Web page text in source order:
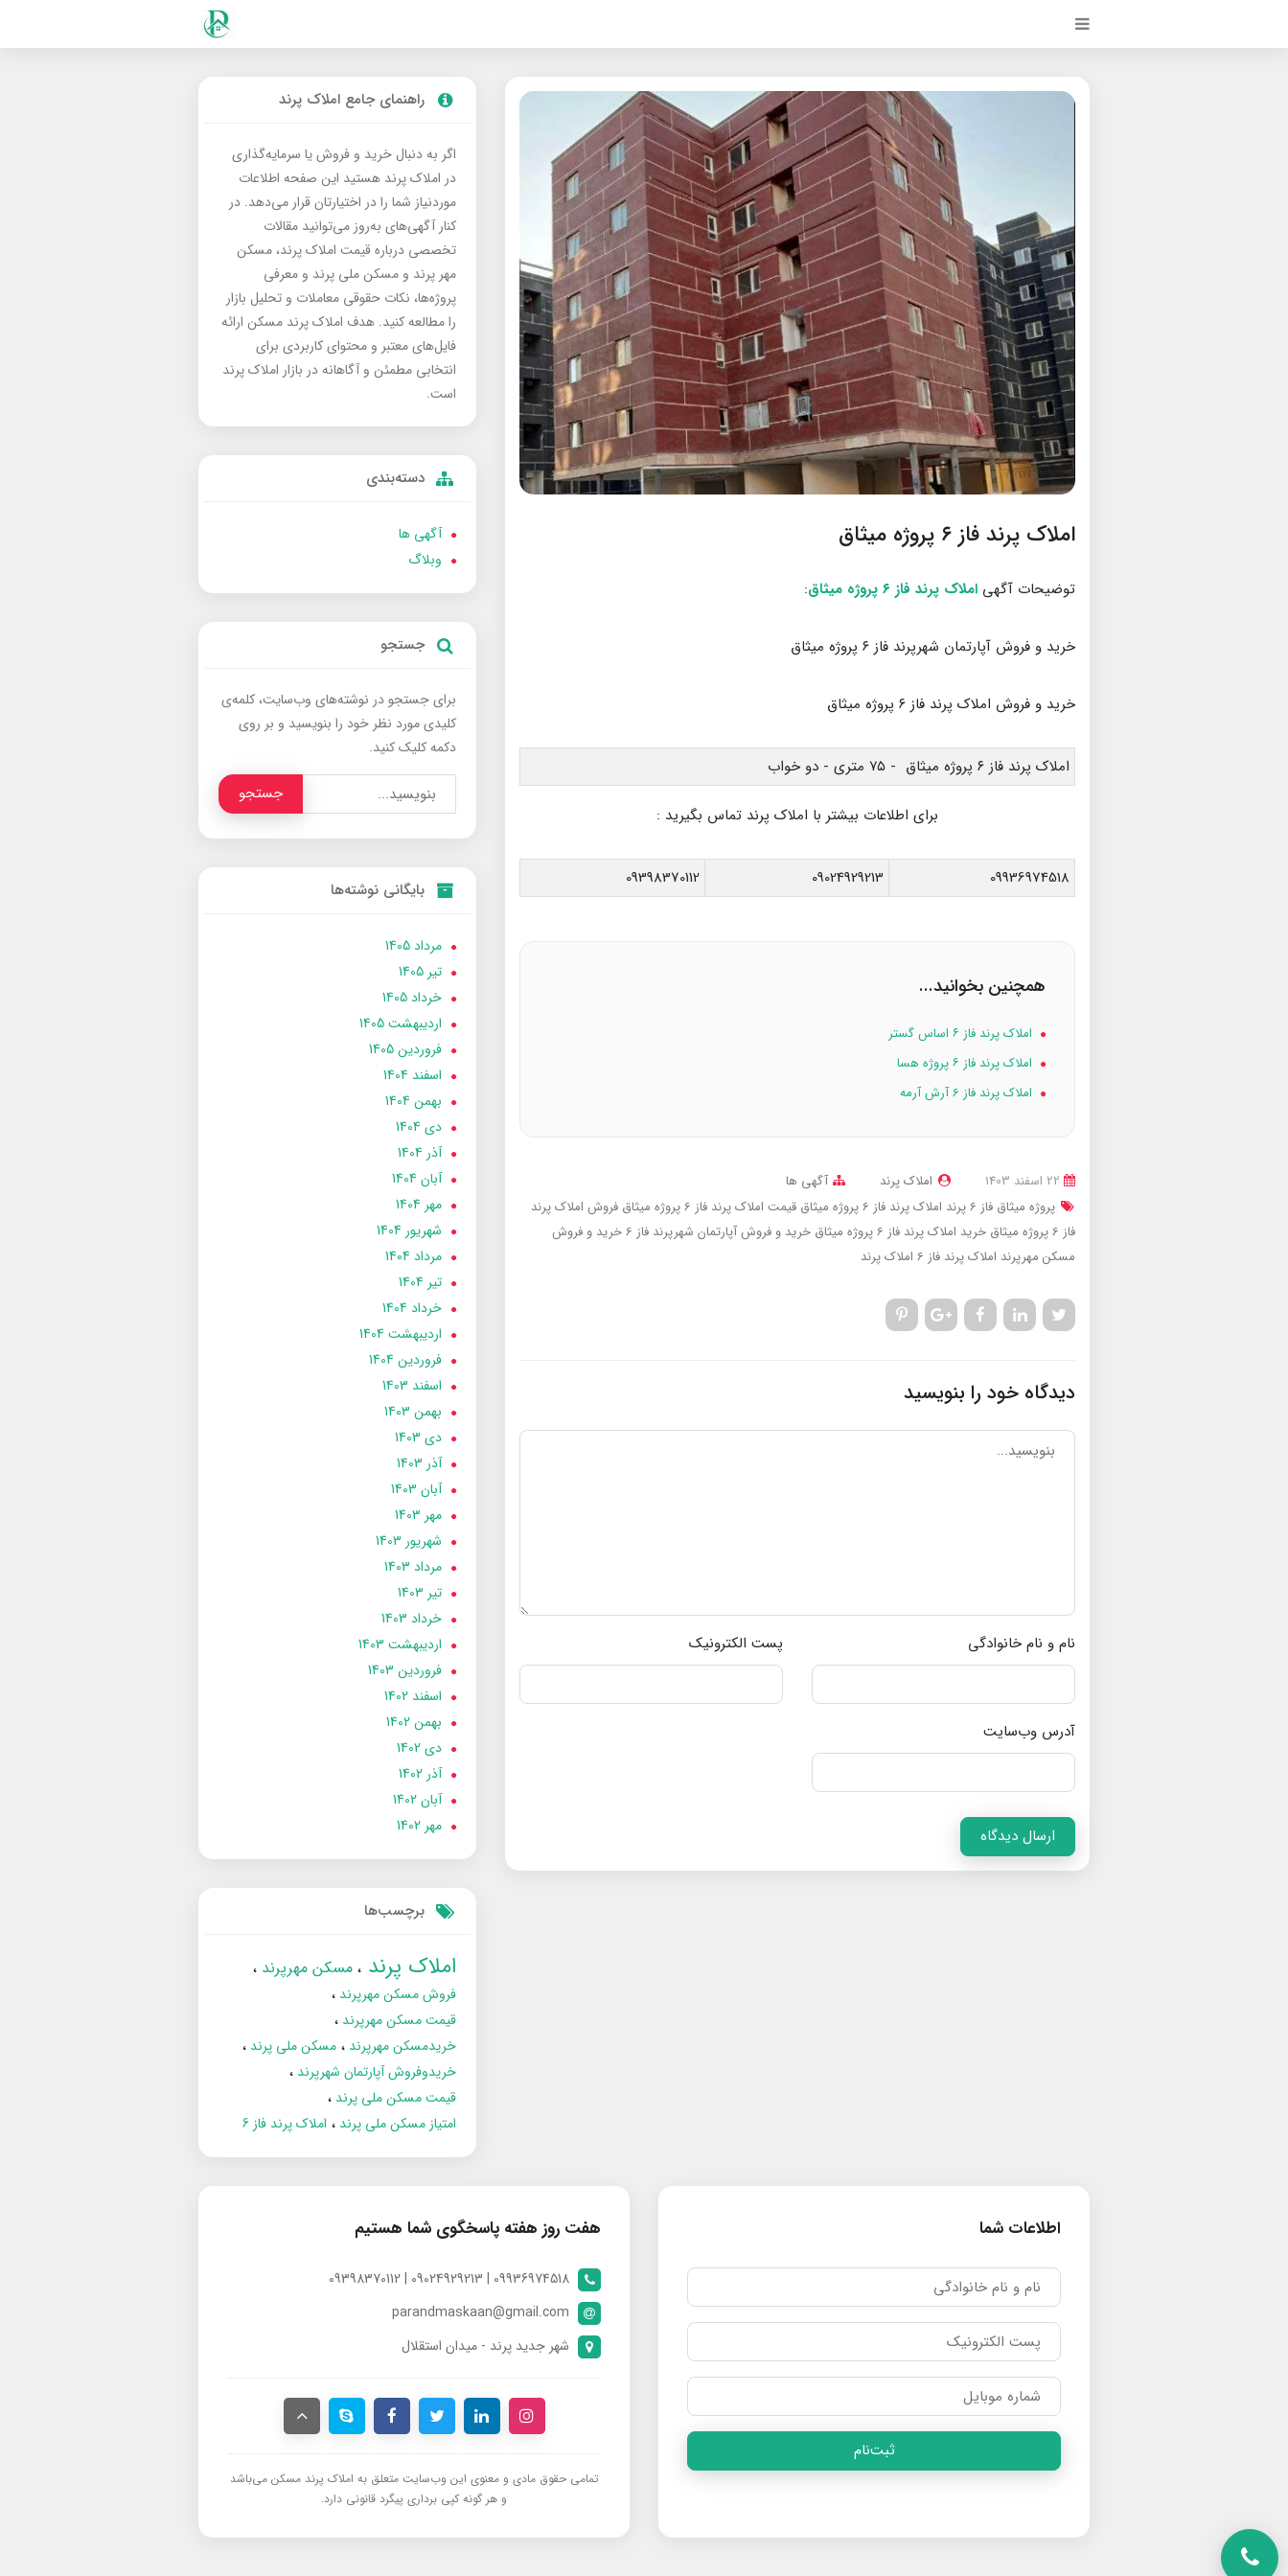
املاک پرند فاز ۶ پروژه میثاق
توضیحات آگهی املاک پرند فاز ۶ پروژه میثاق :
خرید و فروش آپارتمان شهرپرند فاز ۶ پروژه میثاق
خرید و فروش املاک پرند فاز ۶ پروژه میثاق
املاک پرند فاز ۶ پروژه میثاق - ۷۵ متری - دو خواب
برای اطلاعات بیشتر با املاک پرند تماس بگیرید :
09936974518
09024929213
09398370112
همچنین بخوانید...
املاک پرند فاز ۶ اساس گستر
املاک پرند فاز ۶ پروژه هسا
املاک پرند فاز 6 آرش آرمه
املاک پرند
آگهی ها
پروژه میثاق فاز 6 پرند
املاک پرند فاز 6 پروژه میثاق قیمت املاک پرند فاز 6 پروژه میثاق
فروش املاک پرند
فاز 6 پروژه میثاق
خرید املاک پرند فاز 6 پروژه میثاق خرید و فروش آپارتمان شهرپرند فاز 6
خرید و فروش
مسکن مهرپرند املاک پرند فاز 6 املاک پرند
دیدگاه خود را بنویسید
نام و نام خانوادگی پست الکترونیک
آدرس وب‌سایت
ارسال دیدگاه
راهنمای جامع املاک پرند
اگر به دنبال خرید و فروش یا سرمایه‌گذاری
در املاک پرند هستید این صفحه اطلاعات
موردنیاز شما را در اختیارتان قرار می‌دهد. در
کنار آگهی‌های به‌روز می‌توانید مقالات
تخصصی درباره قیمت املاک پرند، مسکن
مهر پرند و مسکن ملی پرند و معرفی
پروژه‌ها، نکات حقوقی معاملات و تحلیل بازار
را مطالعه کنید. هدف املاک پرند مسکن ارائه
فایل‌های معتبر و محتوای کاربردی برای
انتخابی مطمئن و آگاهانه در بازار املاک پرند
است.
دسته‌بندی
آگهی ها
وبلاگ
جستجو
برای جستجو در نوشته‌های وب‌سایت، کلمه‌ی
کلیدی مورد نظر خود را بنویسید و بر روی
دکمه کلیک کنید.
جستجو
بایگانی نوشته‌ها
مرداد 1405
تير 1405
خرداد 1405
ارديبهشت 1405
فروردین 1405
اسفند 1404
بهمن 1404
دی 1404
آذر 1404
آبان 1404
مهر 1404
شهریور 1404
مرداد 1404
تير 1404
خرداد 1404
ارديبهشت 1404
فروردین 1404
اسفند 1403
بهمن 1403
دی 1403
آذر 1403
آبان 1403
مهر 1403
شهریور 1403
مرداد 1403
تير 1403
خرداد 1403
ارديبهشت 1403
فروردین 1403
اسفند 1402
بهمن 1402
دی 1402
آذر 1402
آبان 1402
مهر 1402
برچسب‌ها
املاک پرند مسکن مهرپرند
فروش مسکن مهرپرند
قیمت مسکن مهرپرند
خریدمسکن مهرپرند
مسکن ملی پرند
خریدوفروش آپارتمان شهرپرند
قیمت مسکن ملی پرند
امتیاز مسکن ملی پرند
املاک پرند فاز 6
اطلاعات شما
ثبت‌نام
هفت روز هفته پاسخگوی شما هستیم
09936974518 | 09024929213 | 09398370112
parandmaskaan@gmail.com
شهر جدید پرند - میدان استقلال
تمامی حقوق مادی و معنوی این وب‌سایت متعلق به املاک پرند مسکن می‌باشد
و هر گونه کپی برداری پیگرد قانونی دارد.